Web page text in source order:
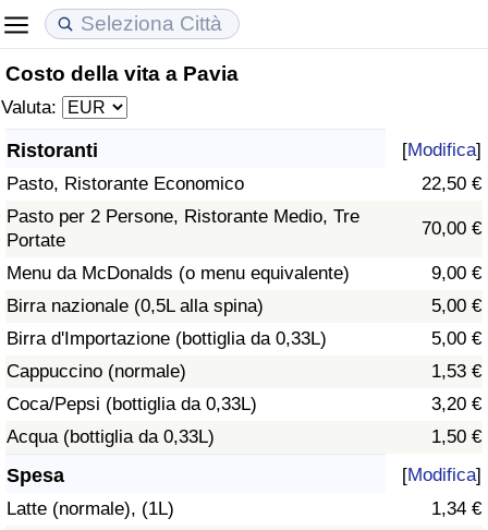
Costo della vita a Pavia
Valuta:
Ristoranti [Modifica]
Pasto, Ristorante Economico
22,50 €
Pasto per 2 Persone, Ristorante Medio, Tre
Portate
70,00 €
Menu da McDonalds (o menu equivalente)
9,00 €
Birra nazionale (0,5L alla spina)
5,00 €
Birra d'Importazione (bottiglia da 0,33L)
5,00 €
Cappuccino (normale)
1,53 €
Coca/Pepsi (bottiglia da 0,33L)
3,20 €
Acqua (bottiglia da 0,33L)
1,50 €
Spesa [Modifica]
Latte (normale), (1L)
1,34 €
Costo della vita
Indice Del Costo Della Vita (corrente)
Indice Del Costo Della Vita
Indice del Costo della Vita per Nazione
ad Aqaba
Prezzi degli immobili
Indice del Prezzo delle Case (Corrente)
Indice del Prezzo delle Case
Indice del Prezzo delle Case per Nazione
Qualità della Vita
Indice della Qualità della Vita
Indice della Qualità della Vita (Corrente)
Indice della qualità della vita per Paese
Criminalità
Indice del Tasso di Criminalità (Corrente)
Indice della Criminalità
Indice di criminalità per paese